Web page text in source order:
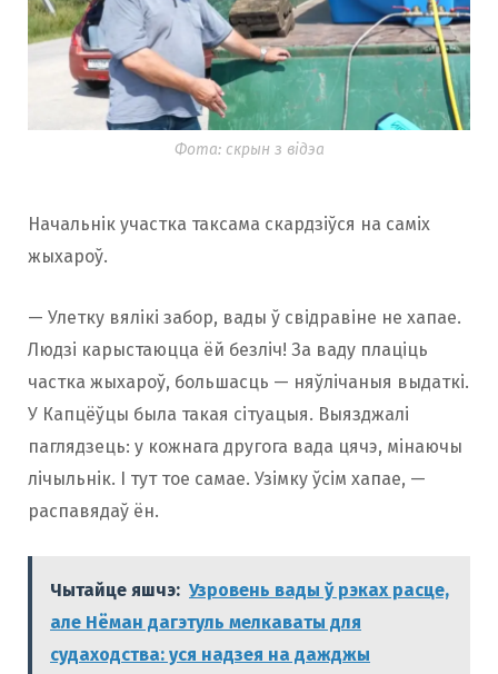
Фота: скрын з відэа
Начальнік участка таксама скардзіўся на саміх
жыхароў.
— Улетку вялікі забор, вады ў свідравіне не хапае.
Людзі карыстаюцца ёй безліч! За ваду плаціць
частка жыхароў, большасць — няўлічаныя выдаткі.
У Капцёўцы была такая сітуацыя. Выязджалі
паглядзець: у кожнага другога вада цячэ, мінаючы
лічыльнік. І тут тое самае. Узімку ўсім хапае, —
распавядаў ён.
Чытайце яшчэ: Узровень вады ў рэках расце,
але Нёман дагэтуль мелкаваты для
судаходства: уся надзея на дажджы